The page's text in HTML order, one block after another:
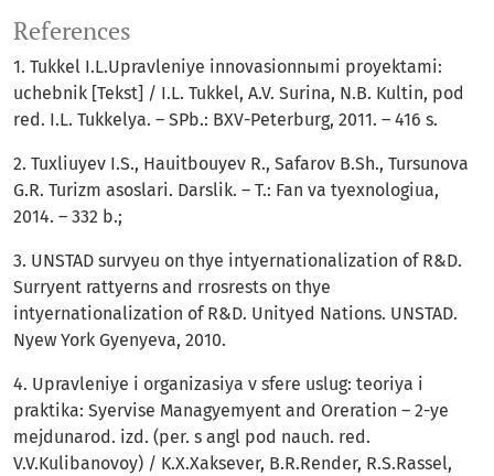
References
1. Tukkel I.L.Upravleniye innovasionnыmi proyektami:
uchebnik [Tekst] / I.L. Tukkel, A.V. Surina, N.B. Kultin, pod
red. I.L. Tukkelya. – SPb.: BXV-Peterburg, 2011. – 416 s.
2. Tuxliuyev I.S., Hauitbouyev R., Safarov B.Sh., Tursunova
G.R. Turizm asoslari. Darslik. – T.: Fan va tyexnologiua,
2014. – 332 b.;
3. UNSTAD survyeu on thye intyernationalization of R&D.
Surryent rattyerns and rrosrests on thye
intyernationalization of R&D. Unityed Nations. UNSTAD.
Nyew York Gyenyeva, 2010.
4. Upravleniye i organizasiya v sfere uslug: teoriya i
praktika: Syervise Managyemyent and Oreration – 2-ye
mejdunarod. izd. (per. s angl pod nauch. red.
V.V.Kulibanovoy) / K.X.Xaksever, B.R.Render, R.S.Rassel,